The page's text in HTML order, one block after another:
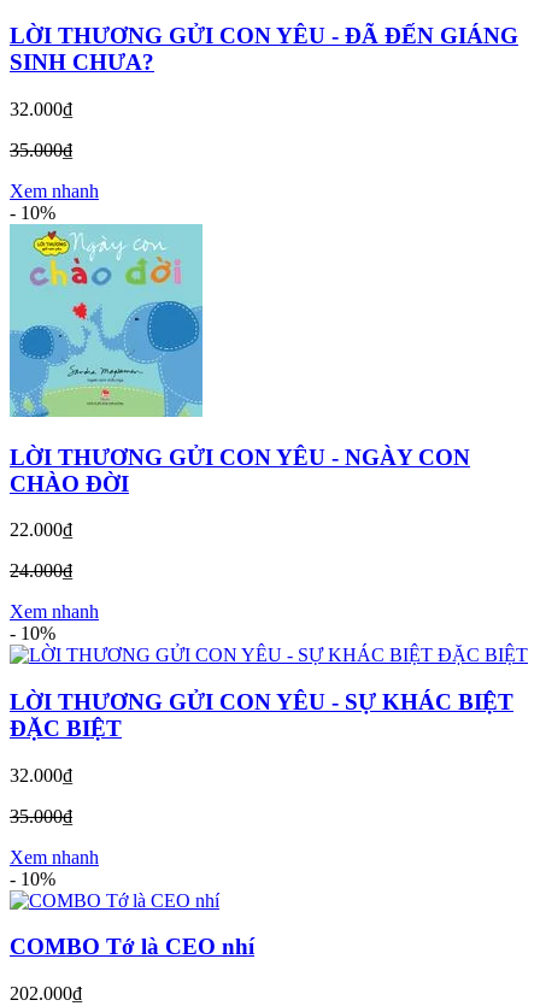
LỜI THƯƠNG GỬI CON YÊU - ĐÃ ĐẾN GIÁNG
SINH CHƯA?
32.000₫
35.000₫
Xem nhanh
- 10%
LỜI THƯƠNG GỬI CON YÊU - NGÀY CON
CHÀO ĐỜI
22.000₫
24.000₫
Xem nhanh
- 10%
LỜI THƯƠNG GỬI CON YÊU - SỰ KHÁC BIỆT
ĐẶC BIỆT
32.000₫
35.000₫
Xem nhanh
- 10%
COMBO Tớ là CEO nhí
202.000₫